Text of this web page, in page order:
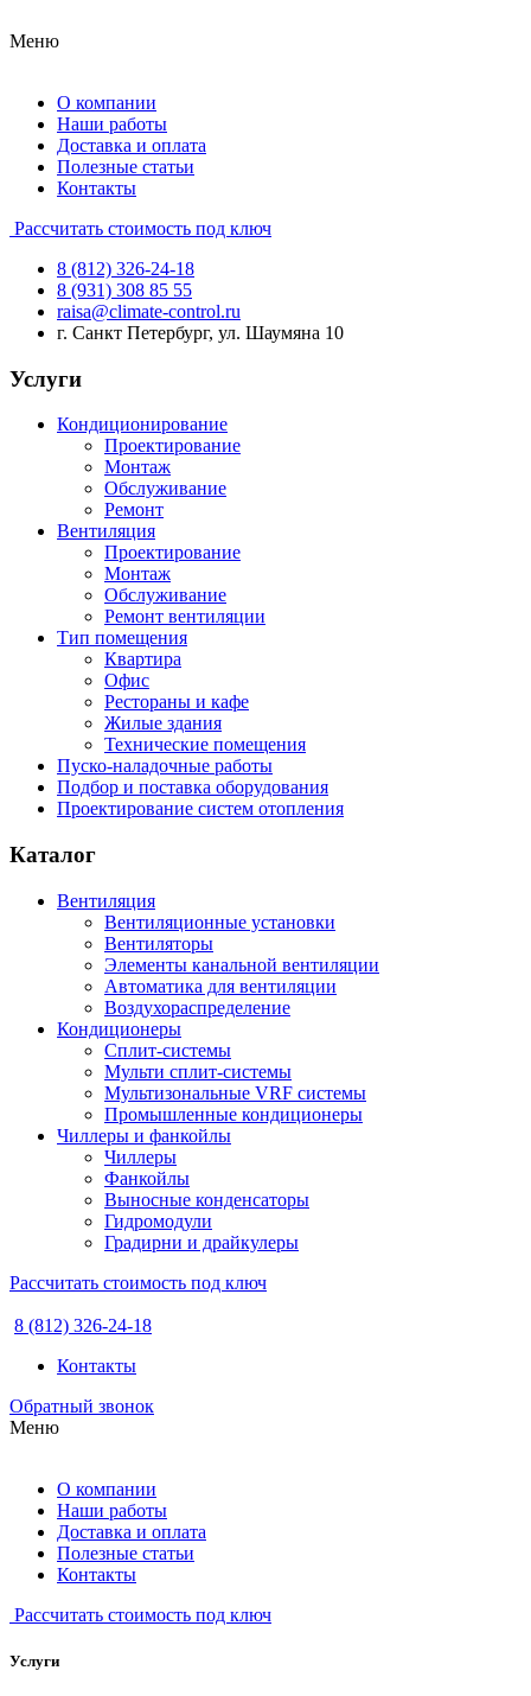
Меню
О компании
Наши работы
Доставка и оплата
Полезные статьи
Контакты
Рассчитать стоимость под ключ
8 (812) 326-24-18
8 (931) 308 85 55
raisa@climate-control.ru
г. Санкт Петербург, ул. Шаумяна 10
Услуги
Кондиционирование
Проектирование
Монтаж
Обслуживание
Ремонт
Вентиляция
Проектирование
Монтаж
Обслуживание
Ремонт вентиляции
Тип помещения
Квартира
Офис
Рестораны и кафе
Жилые здания
Технические помещения
Пуско-наладочные работы
Подбор и поставка оборудования
Проектирование систем отопления
Каталог
Вентиляция
Вентиляционные установки
Вентиляторы
Элементы канальной вентиляции
Автоматика для вентиляции
Воздухораспределение
Кондиционеры
Сплит-системы
Мульти сплит-системы
Мультизональные VRF системы
Промышленные кондиционеры
Чиллеры и фанкойлы
Чиллеры
Фанкойлы
Выносные конденсаторы
Гидромодули
Градирни и драйкулеры
Рассчитать стоимость под ключ
8 (812) 326-24-18
Контакты
Обратный звонок
Меню
О компании
Наши работы
Доставка и оплата
Полезные статьи
Контакты
Рассчитать стоимость под ключ
Услуги